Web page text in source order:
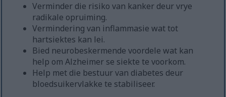
Verminder die risiko van kanker deur vrye
radikale opruiming.
Vermindering van inflammasie wat tot
hartsiektes kan lei.
Bied neurobeskermende voordele wat kan
help om Alzheimer se siekte te voorkom.
Help met die bestuur van diabetes deur
bloedsuikervlakke te stabiliseer.